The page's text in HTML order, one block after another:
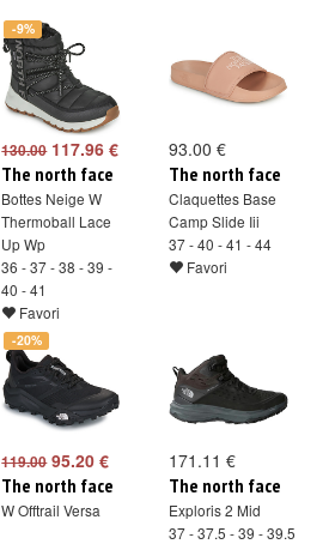
-9%
130.00117.96 €
The north face
Bottes Neige W
Thermoball Lace
Up Wp
36 - 37 - 38 - 39 -
40 - 41
Favori
93.00 €
The north face
Claquettes Base
Camp Slide Iii
37 - 40 - 41 - 44
Favori
-20%
119.0095.20 €
The north face
W Offtrail Versa
171.11 €
The north face
Exploris 2 Mid
37 - 37.5 - 39 - 39.5